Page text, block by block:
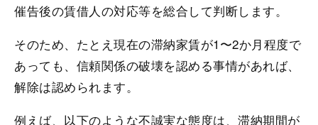
催告後の賃借人の対応等を総合して判断します。
そのため、たとえ現在の滞納家賃が1〜2か月程度で
あっても、信頼関係の破壊を認める事情があれば、
解除は認められます。
例えば、以下のような不誠実な態度は、滞納期間が